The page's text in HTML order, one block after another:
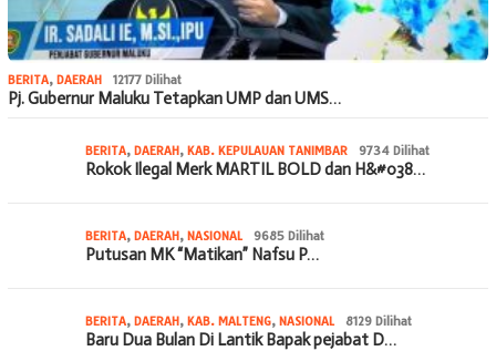
BERITA, DAERAH 12177 Dilihat
Pj. Gubernur Maluku Tetapkan UMP dan UMS…
BERITA, DAERAH, KAB. KEPULAUAN TANIMBAR 9734 Dilihat
Rokok Ilegal Merk MARTIL BOLD dan H&#038…
BERITA, DAERAH, NASIONAL 9685 Dilihat
Putusan MK “Matikan” Nafsu P…
BERITA, DAERAH, KAB. MALTENG, NASIONAL 8129 Dilihat
Baru Dua Bulan Di Lantik Bapak pejabat D…